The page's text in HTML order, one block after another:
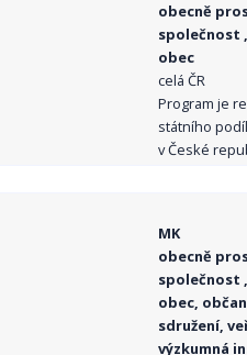
obecně
společnost
obec
celá ČR
Program je
státního
v České
MK
obecně
společnost
obec,
sdružení,
výzkumná